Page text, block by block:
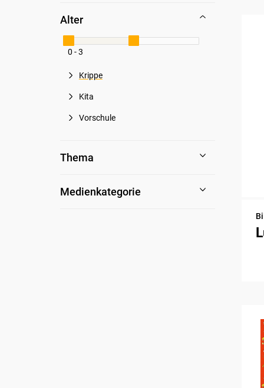
Alter
0 - 3
Krippe
Kita
Vorschule
Thema
Medienkategorie